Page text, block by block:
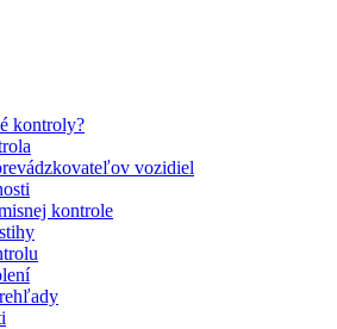
kontroly?
vozidiel
kontrole